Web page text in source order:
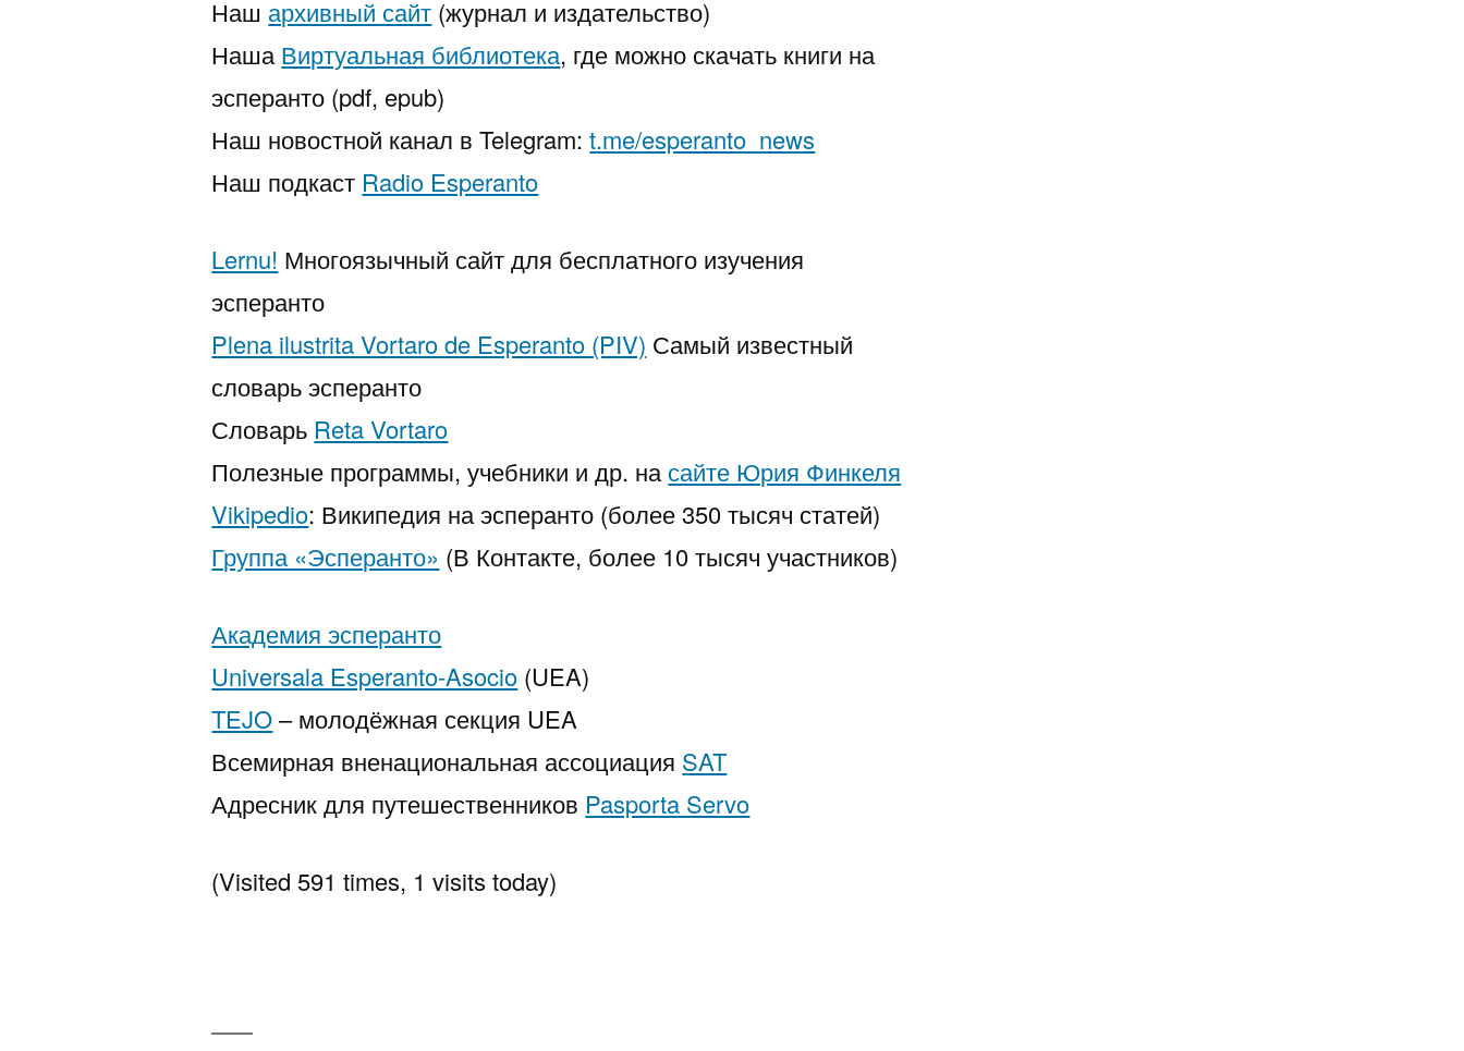
Наш архивный сайт (журнал и издательство)
Наша Виртуальная библиотека, где можно скачать книги на
эсперанто (pdf, epub)
Наш новостной канал в Telegram:t.me/esperanto_news
Наш подкаст Radio Esperanto
Lernu! Многоязычный сайт для бесплатного изучения
эсперанто
Plena ilustrita Vortaro de Esperanto (PIV) Самый известный
словарь эсперанто
Словарь Reta Vortaro
Полезные программы, учебники и др. на сайте Юрия Финкеля
Vikipedio: Википедия на эсперанто (более 350 тысяч статей)
Группа «Эсперанто» (В Контакте, более 10 тысяч участников)
Академия эсперанто
Universala Esperanto-Asocio (UEA)
TEJO– молодёжная секция UEA
Всемирная вненациональная ассоциация SAT
Адресник для путешественников Pasporta Servo
(Visited 591 times, 1 visits today)